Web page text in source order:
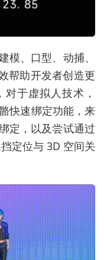
模、口型、动捕、
帮助开发者创造更
于虚拟人技术，
快速绑定功能，来
定，以及尝试通过
定位与 3D 空间关